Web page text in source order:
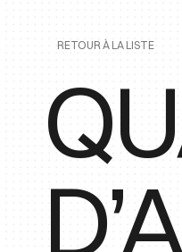
RETOUR À LA LISTE